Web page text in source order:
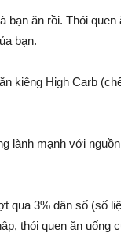
ăn rồi. Thói
bạn.
kiêng High Carb
lành mạnh với
qua 3% dân số (số
thói quen ăn uống